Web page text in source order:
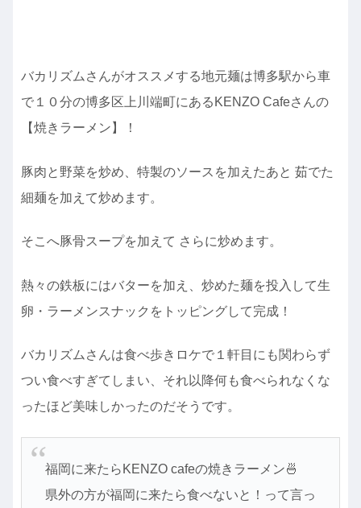
バカリズムさんがオススメする地元麺は博多駅から車
で１０分の博多区上川端町にあるKENZO Cafeさんの
【焼きラーメン】！
豚肉と野菜を炒め、特製のソースを加えたあと 茹でた
細麺を加えて炒めます。
そこへ豚骨スープを加えて さらに炒めます。
熱々の鉄板にはバターを加え、炒めた麺を投入して生
卵・ラーメンスナックをトッピングして完成！
バカリズムさんは食べ歩きロケで１軒目にも関わらず
つい食べすぎてしまい、それ以降何も食べられなくな
ったほど美味しかったのだそうです。
福岡に来たらKENZO cafeの焼きラーメン🍜
県外の方が福岡に来たら食べないと！って言っ